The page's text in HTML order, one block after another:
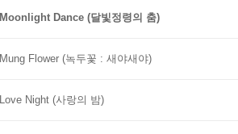
Moonlight Dance (달빛정령의 춤)
Mung Flower (녹두꽃 : 새야새야)
Love Night (사랑의 밤)